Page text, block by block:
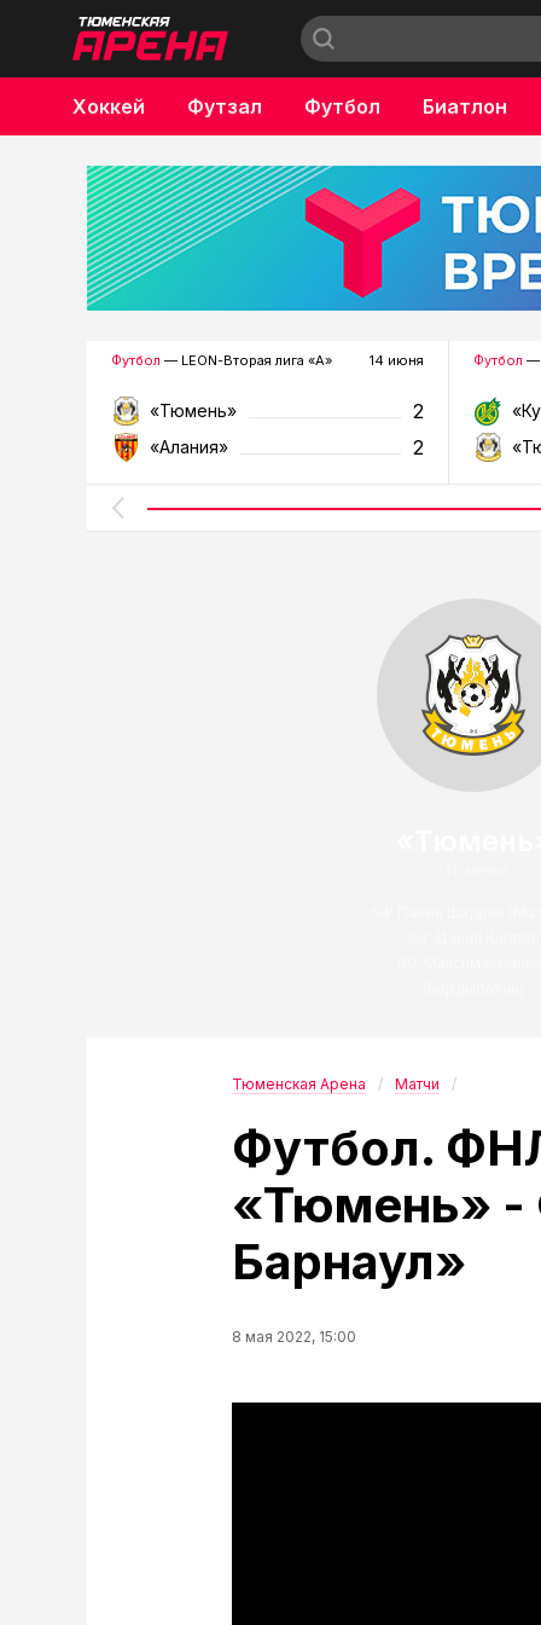
Хоккей Футзал Футбол Биатлон
Бокс
Футбол — LEON-Вторая лига «А» 14 июня
«Тюмень» 2
«Алания» 2
Футбол —
Тюменская Арена Матчи
Футбол.
«Тюмень»
Барнаул»
8 мая 2022, 15:00